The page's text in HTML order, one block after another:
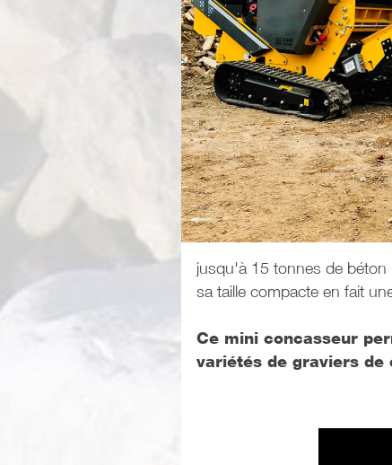
jusqu'à 15 tonnes de béton
sa taille compacte en fait
Ce mini concasseur
variétés de graviers de